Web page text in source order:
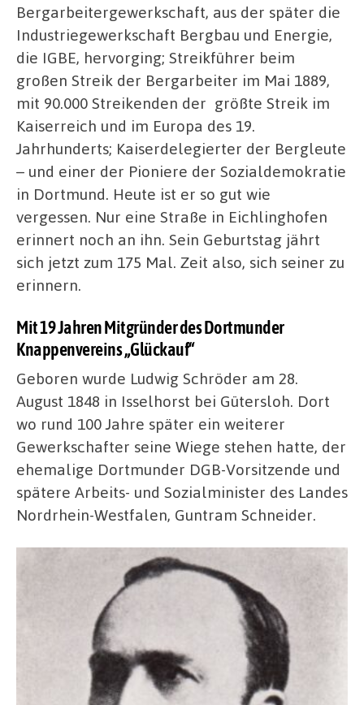
Bergarbeitergewerkschaft, aus der später die
Industriegewerkschaft Bergbau und Energie,
die IGBE, hervorging; Streikführer beim
großen Streik der Bergarbeiter im Mai 1889,
mit 90.000 Streikenden der größte Streik im
Kaiserreich und im Europa des 19.
Jahrhunderts; Kaiserdelegierter der Bergleute
– und einer der Pioniere der Sozialdemokratie
in Dortmund. Heute ist er so gut wie
vergessen. Nur eine Straße in Eichlinghofen
erinnert noch an ihn. Sein Geburtstag jährt
sich jetzt zum 175 Mal. Zeit also, sich seiner zu
erinnern.
Mit 19 Jahren Mitgründer des Dortmunder
Knappenvereins „Glückauf“
Geboren wurde Ludwig Schröder am 28.
August 1848 in Isselhorst bei Gütersloh. Dort
wo rund 100 Jahre später ein weiterer
Gewerkschafter seine Wiege stehen hatte, der
ehemalige Dortmunder DGB-Vorsitzende und
spätere Arbeits- und Sozialminister des Landes
Nordrhein-Westfalen, Guntram Schneider.